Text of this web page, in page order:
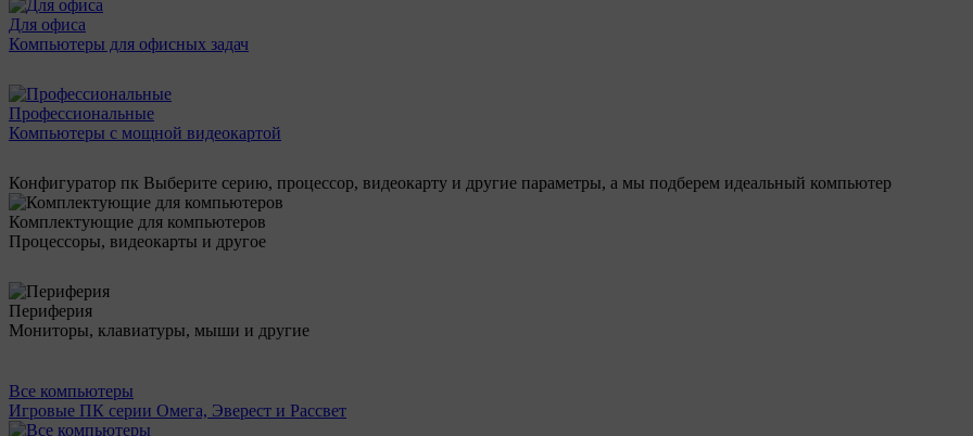
Для офиса
Компьютеры для офисных задач
Профессиональные
Компьютеры с мощной видеокартой
Конфигуратор пк Выберите серию, процессор, видеокарту и другие параметры, а мы подберем идеальный компьютер
Комплектующие для компьютеров
Процессоры, видеокарты и другое
Периферия
Мониторы, клавиатуры, мыши и другие
Все компьютеры
Игровые ПК серии Омега, Эверест и Рассвет